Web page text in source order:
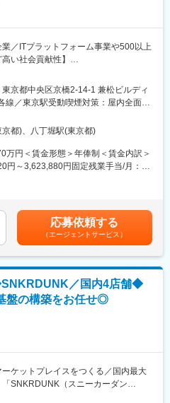
等の数値管理と改善提案
・新規施策展開、業務標準化
B/C」、AIチェックイン・予約システ
、清掃・設備担当と連携しながら、
す。
導や経験者からのサポート、業務マ
トに加え、新規事業や不動産・シス
なキャリアアップが可能です。
を進めており、幅広い経験を通じて
を築ける環境です
事業を展開し、宿泊業界のDXを推
野で成長を加速させる第二創業期に
す。
ード感と裁量の大きな環境で、事業成
る点も大きな魅力です◎
業／ITプラットフォーム事業や500以上
い社会貢献性】
くやみ窓口」 運営サポートを担当して
・運営サポート（自治体現場での支
例会への出席
おくやみ窓口の予約・問い合わせ電
課など）を回る負担や「何の手続き
不安を軽減するために設置されてい
ありがとう」をいただける。
族を支え、複雑な手続きを終えた後
」と感謝の言葉をいただけることが、
京都中央区京橋2-14-1 兼松ビルディ
／東京駅受動喫煙対策：屋内全面禁
事業所（リモートワーク含む）
都)、八丁堀駅(東京都)
万円＜賃金形態＞年俸制＜賃金内訳＞
円～3,623,880円固定残業手当/月：
- 4,705,440円※経験・スキルを考慮し
定年収には基本給・諸手当が含まれま
れません。賃金はあくまでも目安の
下する可能性があります。月給(月額)
す。
応募依頼する
（エージェントサービス）
／国内4店舗◆
盤の構築をお任せ◎
ーケットプレイスをつくる／国内最大
SNKRDUNK（スニーカーダン